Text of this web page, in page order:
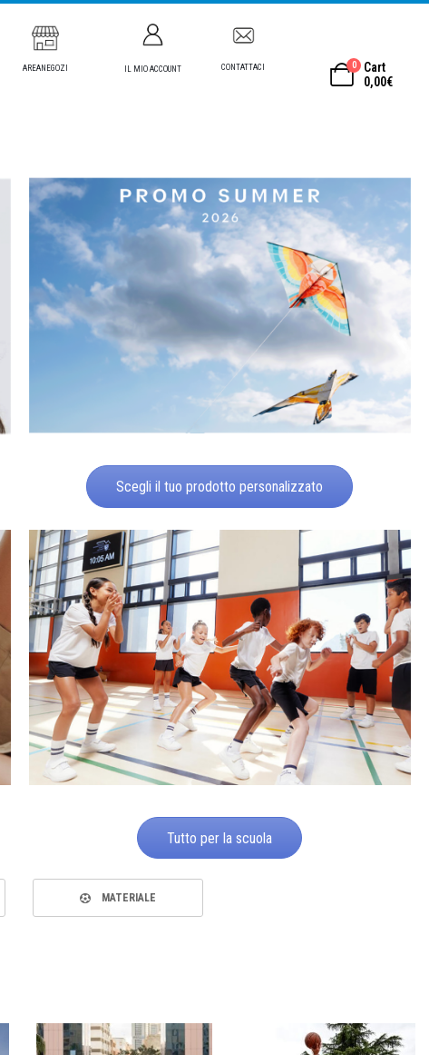
AREANEGOZI IL MIO ACCOUNT CONTATTACI 0
Cart
0,00€
Scegli il tuo prodotto personalizzato
Tutto per la scuola
MATERIALE